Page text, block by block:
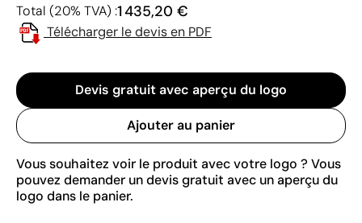
Total (20% TVA) :1 435,20 €
Télécharger le devis en PDF
Devis gratuit avec aperçu du logo
Ajouter au panier
Vous souhaitez voir le produit avec votre logo ? Vous
pouvez demander un devis gratuit avec un aperçu du
logo dans le panier.